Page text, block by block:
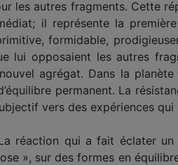
les autres fragments. Cette
il représente la
formida­ble,
lui opposaient les autres
agré­gat. Dans la
permanent. La
vers des expériences
réaction qui a fait éclater
», sur des formes en